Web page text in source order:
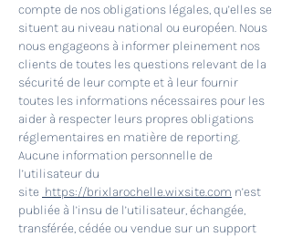
compte de nos obligations légales, qu’elles se
situent au niveau national ou européen. Nous
nous engageons à informer pleinement nos
clients de toutes les questions relevant de la
sécurité de leur compte et à leur fournir
toutes les informations nécessaires pour les
aider à respecter leurs propres obligations
réglementaires en matière de reporting.
Aucune information personnelle de
l’utilisateur du
site https://brixlarochelle.wixsite.com n’est
publiée à l’insu de l’utilisateur, échangée,
transférée, cédée ou vendue sur un support